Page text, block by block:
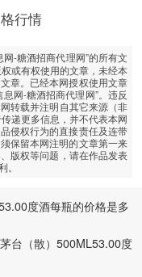
行情
-糖酒招商代理网”的所有文
或有权使用的文章，未经本
章。已经本网授权使用文章
网-糖酒招商代理网”。违反
转载并注明自其它来源（非
递更多信息，并不代表本网
侵权行为的直接责任及连带
保留本网注明的文章第一来
版权等问题，请在作品发表
度酒每瓶的价格是多
台（散）500ML53.00度